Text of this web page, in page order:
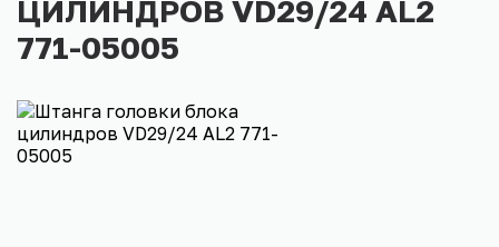
ЦИЛИНДРОВ VD29/24 AL2
771-05005